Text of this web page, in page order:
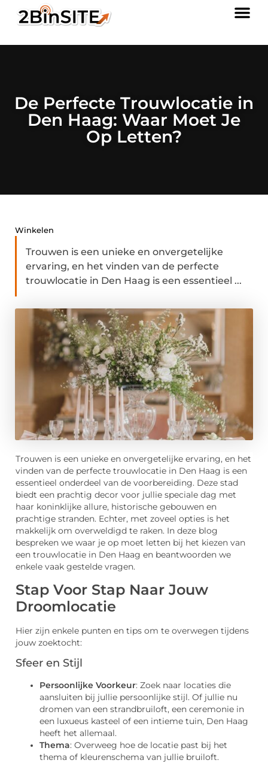
De Perfecte Trouwlocatie in
Den Haag: Waar Moet Je
Op Letten?
Winkelen
Trouwen is een unieke en onvergetelijke
ervaring, en het vinden van de perfecte
trouwlocatie in Den Haag is een essentieel ...
Trouwen is een unieke en onvergetelijke ervaring, en het
vinden van de perfecte trouwlocatie in Den Haag is een
essentieel onderdeel van de voorbereiding. Deze stad
biedt een prachtig decor voor jullie speciale dag met
haar koninklijke allure, historische gebouwen en
prachtige stranden. Echter, met zoveel opties is het
makkelijk om overweldigd te raken. In deze blog
bespreken we waar je op moet letten bij het kiezen van
een trouwlocatie in Den Haag en beantwoorden we
enkele vaak gestelde vragen.
Stap Voor Stap Naar Jouw
Droomlocatie
Hier zijn enkele punten en tips om te overwegen tijdens
jouw zoektocht:
Sfeer en Stijl
Persoonlijke Voorkeur: Zoek naar locaties die
aansluiten bij jullie persoonlijke stijl. Of jullie nu
dromen van een strandbruiloft, een ceremonie in
een luxueus kasteel of een intieme tuin, Den Haag
heeft het allemaal.
Thema: Overweeg hoe de locatie past bij het
thema of kleurenschema van jullie bruiloft.